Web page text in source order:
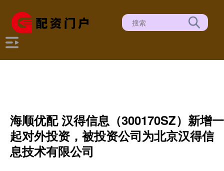
海顺优配 汉得信息（300170SZ）新增一
起对外投资，被投资公司为北京汉得信
息技术有限公司